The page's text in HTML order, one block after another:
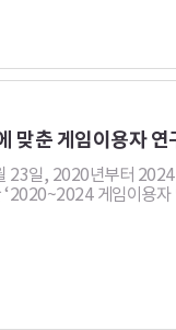
맞춘 게임이용자
일, 2020년부터
게임이용자